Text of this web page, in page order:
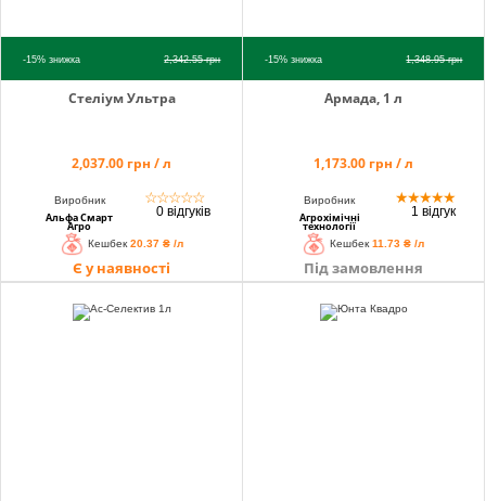
-15%знижка 2,342.55грн
Стеліум Ультра
2,037.00 грн / л
Виробник
Альфа Смарт
Агро
☆☆☆☆☆
0 відгуків
Кешбек 20.37 ₴ /л
Є у наявності
-15%знижка 1,348.95грн
Армада, 1 л
1,173.00 грн / л
Виробник
Агрохімічні
технології
★★★★★
1 відгук
Кешбек 11.73 ₴ /л
Під замовлення